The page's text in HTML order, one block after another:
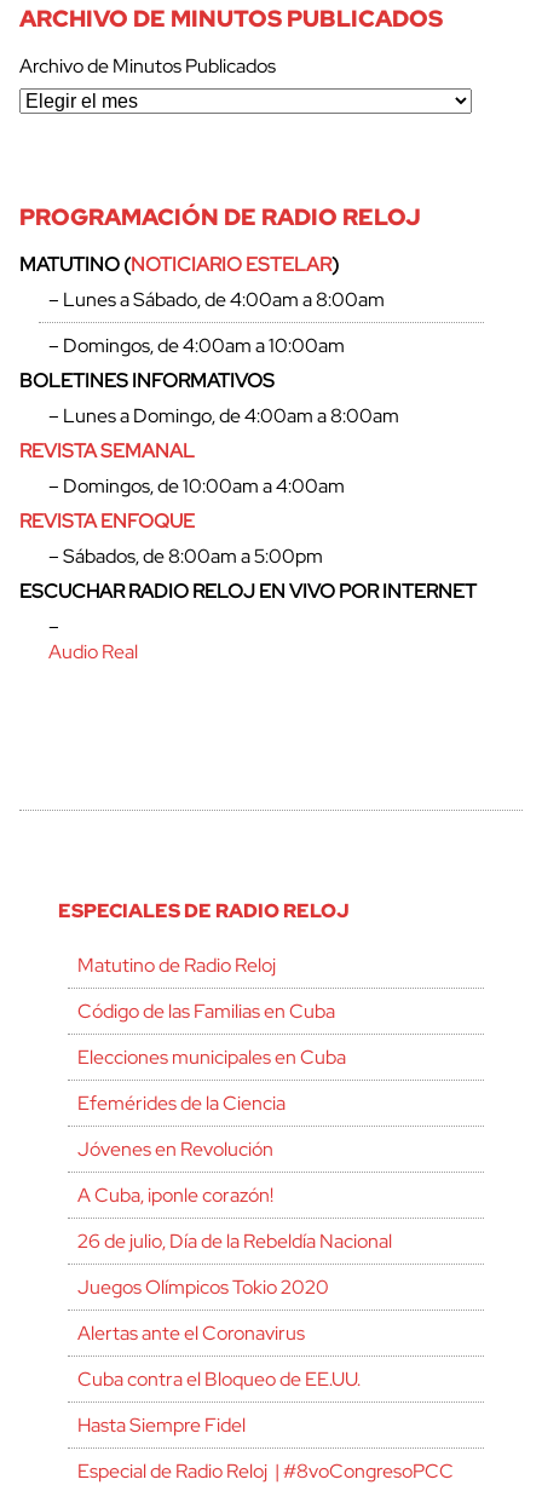
cerrar
ARCHIVO DE MINUTOS PUBLICADOS
Archivo de Minutos Publicados
PROGRAMACIÓN DE RADIO RELOJ
MATUTINO (NOTICIARIO ESTELAR)
– Lunes a Sábado, de 4:00am a 8:00am
– Domingos, de 4:00am a 10:00am
BOLETINES INFORMATIVOS
– Lunes a Domingo, de 4:00am a 8:00am
REVISTA SEMANAL
– Domingos, de 10:00am a 4:00am
REVISTA ENFOQUE
– Sábados, de 8:00am a 5:00pm
ESCUCHAR RADIO RELOJ EN VIVO POR INTERNET
–
Audio Real
ESPECIALES DE RADIO RELOJ
Matutino de Radio Reloj
Código de las Familias en Cuba
Elecciones municipales en Cuba
Efemérides de la Ciencia
Jóvenes en Revolución
A Cuba, ¡ponle corazón!
26 de julio, Día de la Rebeldía Nacional
Juegos Olímpicos Tokio 2020
Alertas ante el Coronavirus
Cuba contra el Bloqueo de EE.UU.
Hasta Siempre Fidel
Especial de Radio Reloj | #8voCongresoPCC